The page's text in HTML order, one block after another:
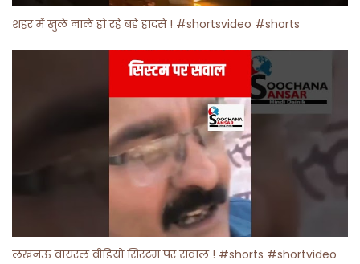
शहर में खुले नाले हो रहे बड़े हादसे ! #shortsvideo #shorts
लखनऊ वायरल वीडियो सिस्टम पर सवाल ! #shorts #shortvideo